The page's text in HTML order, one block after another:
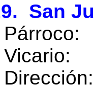
San
Vicario: